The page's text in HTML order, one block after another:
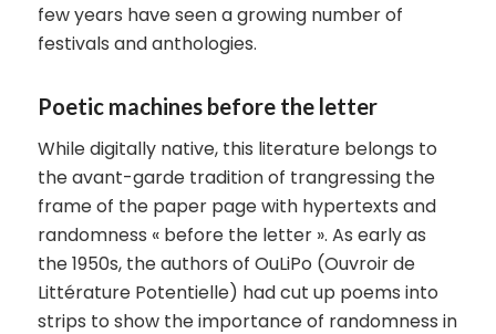
few years have seen a growing number of
festivals and anthologies.
Poetic machines before the letter
While digitally native, this literature belongs to
the avant-garde tradition of trangressing the
frame of the paper page with hypertexts and
randomness « before the letter ». As early as
the 1950s, the authors of OuLiPo (Ouvroir de
Littérature Potentielle) had cut up poems into
strips to show the importance of randomness in